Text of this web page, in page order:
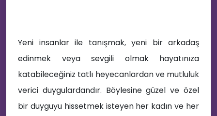
🔊
Yeni insanlar ile tanışmak, yeni bir arkadaş
edinmek veya sevgili olmak hayatınıza
katabileceğiniz tatlı heyecanlardan ve mutluluk
verici duygulardandır. Böylesine güzel ve özel
bir duyguyu hissetmek isteyen her kadın ve her